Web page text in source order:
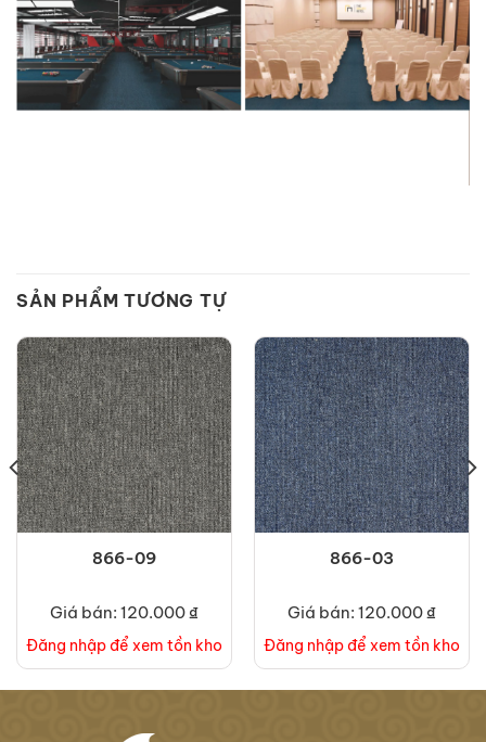
SẢN PHẨM TƯƠNG TỰ
866-09
Giá bán: 120.000 ₫
Đăng nhập để xem tồn kho
866-03
Giá bán: 120.000 ₫
Đăng nhập để xem tồn kho